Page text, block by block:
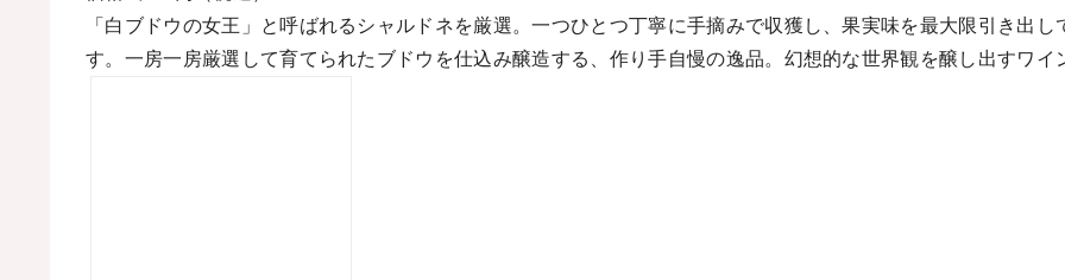
「白ブドウの女王」と呼ばれるシャルドネを厳選。一つひとつ丁寧に手摘みで収獲し、果実味を最大限引き出し
す。一房一房厳選して育てられたブドウを仕込み醸造する、作り手自慢の逸品。幻想的な世界観を醸し出すワイ